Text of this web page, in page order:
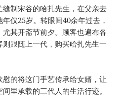
缝制宋谷的哈扎先生，在父亲去
仅25岁。转眼间40余年过去，
其开斋节前夕。顾客也遍布各
跟随上一代，购买哈扎先生一
的将这门手艺传承给女婿，让
里承载的三代人的生活行迹。